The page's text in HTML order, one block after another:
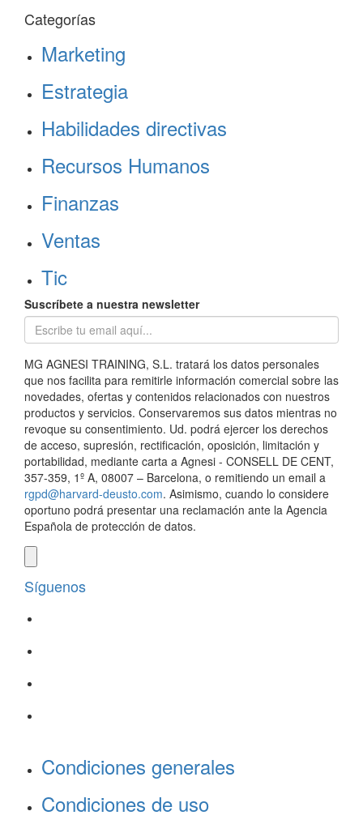
Categorías
Marketing
Estrategia
Habilidades directivas
Recursos Humanos
Finanzas
Ventas
Tic
Suscríbete a nuestra newsletter
MG AGNESI TRAINING, S.L. tratará los datos personales
que nos facilita para remitirle información comercial sobre las
novedades, ofertas y contenidos relacionados con nuestros
productos y servicios. Conservaremos sus datos mientras no
revoque su consentimiento. Ud. podrá ejercer los derechos
de acceso, supresión, rectificación, oposición, limitación y
portabilidad, mediante carta a Agnesi - CONSELL DE CENT,
357-359, 1º A, 08007 – Barcelona, o remitiendo un email a
rgpd@harvard-deusto.com. Asimismo, cuando lo considere
oportuno podrá presentar una reclamación ante la Agencia
Española de protección de datos.
Síguenos
Condiciones generales
Condiciones de uso